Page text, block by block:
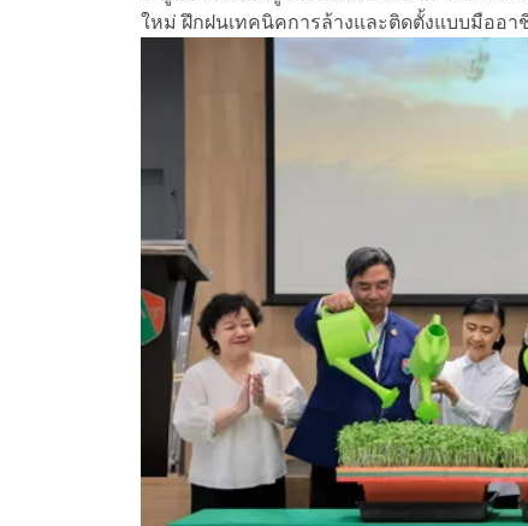
ใหม่ ฝึกฝนเทคนิคการล้างและติดตั้งแบบมืออา